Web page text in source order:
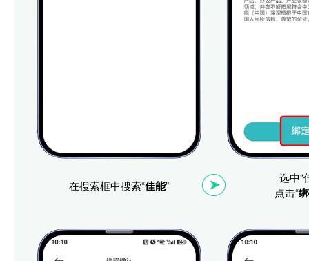
在搜索框中搜索“佳能”
选中“
点击“